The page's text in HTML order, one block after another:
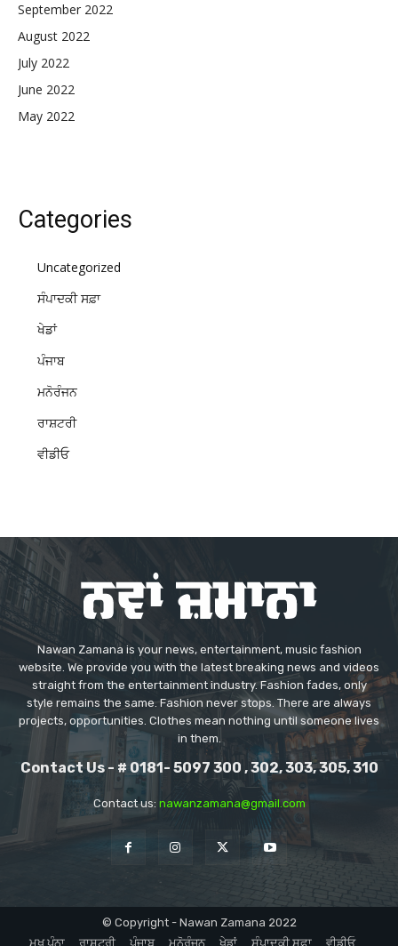
September 2022
August 2022
July 2022
June 2022
May 2022
Categories
Uncategorized
ਸੰਪਾਦਕੀ ਸਫ਼ਾ
ਖੇਡਾਂ
ਪੰਜਾਬ
ਮਨੋਰੰਜਨ
ਰਾਸ਼ਟਰੀ
ਵੀਡੀਓ
Nawan Zamana is your news, entertainment, music fashion
website. We provide you with the latest breaking news and videos
straight from the entertainment industry. Fashion fades, only
style remains the same. Fashion never stops. There are always
projects, opportunities. Clothes mean nothing until someone lives
in them.
Contact Us - # 0181- 5097 300 , 302, 303, 305, 310
Contact us: nawanzamana@gmail.com
© Copyright - Nawan Zamana 2022
ਮੁਖ ਪੰਨਾ
ਰਾਸ਼ਟਰੀ ਪੰਜਾਬ ਮਨੋਰੰਜਨ ਖੇਡਾਂ ਸੰਪਾਦਕੀ ਸਫ਼ਾ ਵੀਡੀਓ